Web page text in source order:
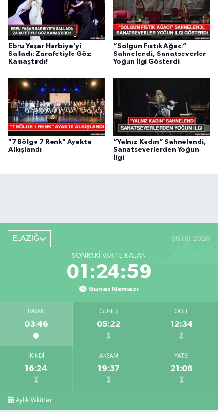
Ebru Yaşar Harbiye'yi
Salladı: Zarafetiyle Göz
Kamaştırdı!
“Solgun Fıstık Ağacı”
Sahnelendi, Sanatseverler
Yoğun İlgi Gösterdi
"7 Bölge 7 Renk" Ayakta
Alkışlandı
“Yalnız Kadın” Sahnelendi,
Sanatseverlerden Yoğun
İlgi
ELAZIĞ 06.08.2026
SONRAKI VAKTE KALAN
01:24:58
Güneş Namazı
İMSAK
03:46
GÜNEŞ
05:22
ÖĞLE
12:34
İKINDI
16:24
AKŞAM
19:37
YATSI
21:06
Aylık Vakitler